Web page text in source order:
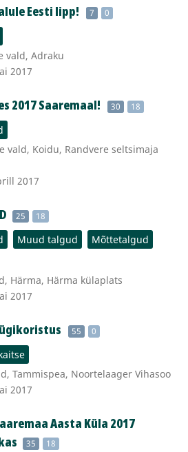
Eesti lipp! 7 0
vald, Adraku
2017
2017 Saaremaal! 30 18
vald, Koidu, Randvere seltsimaja
2017
25 18
Muud talgud
Mõttetalgud
Härma, Härma külaplats
2017
55 0
Tammispea, Noortelaager Vihasoo
2017
Aasta Küla 2017
35 18